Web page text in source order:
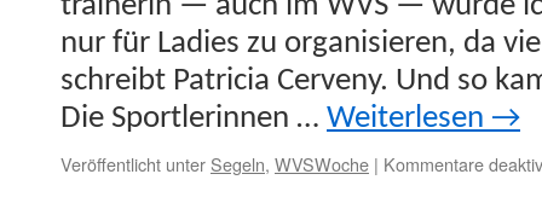
trainer­in — auch im WVS — wurde
nur für Ladies zu organ­isieren, da
schreibt Patri­cia Cer­ve­ny. Und so
Die Sport­lerin­nen … Weit­er­lesen →
Veröffentlicht unter Segeln, WVSWoche | Kommentare